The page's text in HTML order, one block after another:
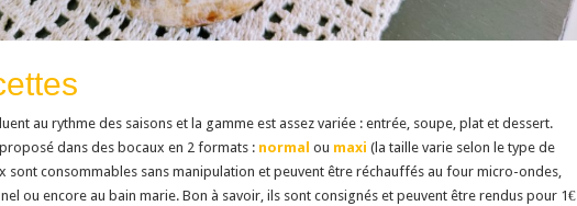
au rythme des saisons et la gamme est assez variée : entrée, soupe, plat et dessert.
dans des bocaux en 2 formats : normal ou maxi (la taille varie selon le type de
sont consommables sans manipulation et peuvent être réchauffés au four micro-ondes,
ou encore au bain marie. Bon à savoir, ils sont consignés et peuvent être rendus pour 1€